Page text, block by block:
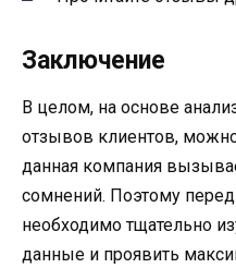
Заключение
В целом, на основе
отзывов клиентов,
данная компания
сомнений. Поэтому
необходимо тщательно
данные и проявить